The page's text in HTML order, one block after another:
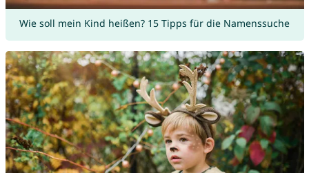
Wie soll mein Kind heißen? 15 Tipps für die Namenssuche